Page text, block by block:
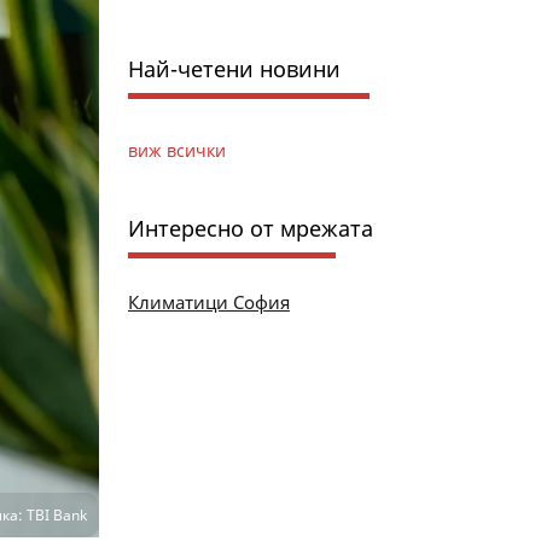
TBI Bank
Най-четени новини
виж всички
Интересно от мрежата
Климатици София